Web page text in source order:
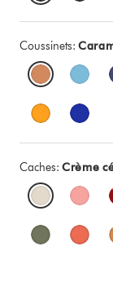
Coussinets:
Caches: Crème